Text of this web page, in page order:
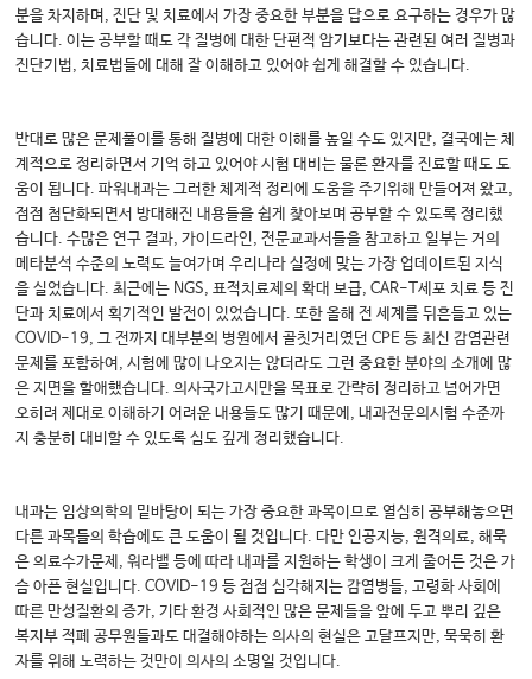
분을 차지하며, 진단 및 치료에서 가장 중요한 부분을 답으로 요구하는 경우가 많
습니다. 이는 공부할 때도 각 질병에 대한 단편적 암기보다는 관련된 여러 질병과
진단기법, 치료법들에 대해 잘 이해하고 있어야 쉽게 해결할 수 있습니다.
반대로 많은 문제풀이를 통해 질병에 대한 이해를 높일 수도 있지만, 결국에는 체
계적으로 정리하면서 기억 하고 있어야 시험 대비는 물론 환자를 진료할 때도 도
움이 됩니다. 파워내과는 그러한 체계적 정리에 도움을 주기위해 만들어져 왔고,
점점 첨단화되면서 방대해진 내용들을 쉽게 찾아보며 공부할 수 있도록 정리했
습니다. 수많은 연구 결과, 가이드라인, 전문교과서들을 참고하고 일부는 거의
메타분석 수준의 노력도 늘여가며 우리나라 실정에 맞는 가장 업데이트된 지식
을 실었습니다. 최근에는 NGS, 표적치료제의 확대 보급, CAR-T세포 치료 등 진
단과 치료에서 획기적인 발전이 있었습니다. 또한 올해 전 세계를 뒤흔들고 있는
COVID-19, 그 전까지 대부분의 병원에서 골칫거리였던 CPE 등 최신 감염관련
문제를 포함하여, 시험에 많이 나오지는 않더라도 그런 중요한 분야의 소개에 많
은 지면을 할애했습니다. 의사국가고시만을 목표로 간략히 정리하고 넘어가면
오히려 제대로 이해하기 어려운 내용들도 많기 때문에, 내과전문의시험 수준까
지 충분히 대비할 수 있도록 심도 깊게 정리했습니다.
내과는 임상의학의 밑바탕이 되는 가장 중요한 과목이므로 열심히 공부해놓으면
다른 과목들의 학습에도 큰 도움이 될 것입니다. 다만 인공지능, 원격의료, 해묵
은 의료수가문제, 워라밸 등에 따라 내과를 지원하는 학생이 크게 줄어든 것은 가
슴 아픈 현실입니다. COVID-19 등 점점 심각해지는 감염병들, 고령화 사회에
따른 만성질환의 증가, 기타 환경 사회적인 많은 문제들을 앞에 두고 뿌리 깊은
복지부 적폐 공무원들과도 대결해야하는 의사의 현실은 고달프지만, 묵묵히 환
자를 위해 노력하는 것만이 의사의 소명일 것입니다.